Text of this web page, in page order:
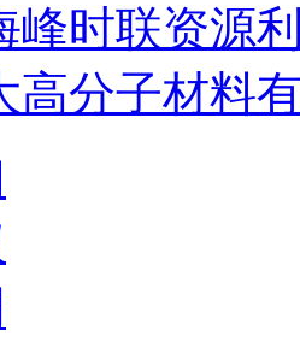
峰时联资源
高分子材料